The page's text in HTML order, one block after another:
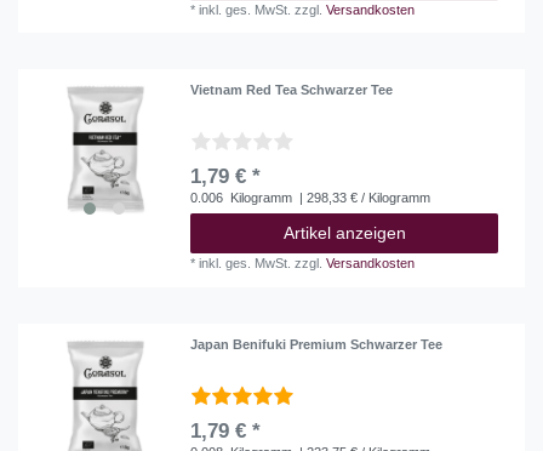
*inkl. ges. MwSt. zzgl.Versandkosten
Vietnam Red Tea Schwarzer Tee
1,79 € *
0.006 Kilogramm | 298,33 € / Kilogramm
Artikel anzeigen
*inkl. ges. MwSt. zzgl.Versandkosten
Japan Benifuki Premium Schwarzer Tee
1,79 € *